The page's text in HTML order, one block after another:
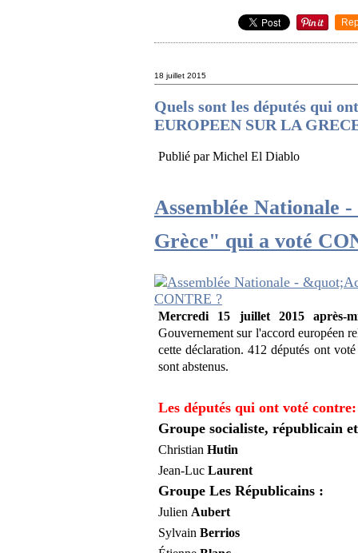
18 juillet 2015
Quels sont les députés qui
EUROPEEN SUR LA
Publié par Michel El Diablo
Assemblée Nationale
Grèce" qui a voté
Mercredi 15 juillet 2015 après-
Gouvernement sur l'accord européen
cette déclaration. 412 députés ont
sont abstenus.
Les députés qui ont voté contre:
Groupe socialiste, républicain
ChristianHutin
Jean-LucLaurent
Groupe Les Républicains :
Julien Aubert
SylvainBerrios